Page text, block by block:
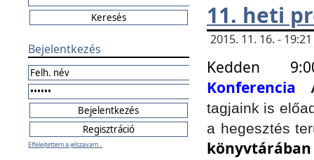
Bejelentkezés
Elfelejtettem a jelszavam...
11. heti
2015. 11. 16. -
Kedden
Konferencia
tagjaink is
a hegesztés
könyvtárában